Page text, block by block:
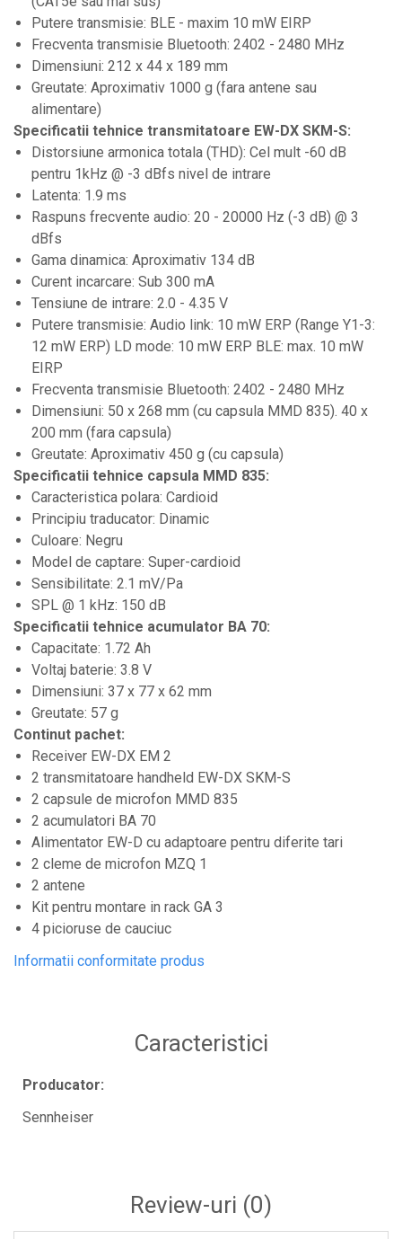
Stative si pupitre DJ
Cabluri si conectori
Cabluri adaptoare, cabluri Y
Cabluri audio
Cabluri de boxe
Cabluri de instrumente
Cabluri de microfon
Cabluri DMX
Cabluri la metru
Cabluri MIDI si audio digitale
Cabluri multicore
Standuri stative si pupitre
Accesorii stative
Stative de mixer
Stative de partituri
Case-uri, rack, huse si genti
Case-uri universale
Pachete si bundle
Casti Audio
Amplificatoare de casti
Cabluri Earpad si accesorii de casti
Casti broadcast si Casti cu Microfon
Casti DJ
Casti Hi-fi
Casti In ear pentru monitorizare
Casti Noise Cancelling
Casti Studio
Casti wireless / fara fir
Idei de cadouri
Putere transmisie: BLE - maxim 10 mW EIRP
Frecventa transmisie Bluetooth: 2402 - 2480 MHz
Dimensiuni: 212 x 44 x 189 mm
Greutate: Aproximativ 1000 g (fara antene sau
alimentare)
Specificatii tehnice transmitatoare EW-DX SKM-S:
Distorsiune armonica totala (THD): Cel mult -60 dB
pentru 1kHz @ -3 dBfs nivel de intrare
Latenta: 1.9 ms
Raspuns frecvente audio: 20 - 20000 Hz (-3 dB) @ 3
dBfs
Gama dinamica: Aproximativ 134 dB
Curent incarcare: Sub 300 mA
Tensiune de intrare: 2.0 - 4.35 V
Putere transmisie: Audio link: 10 mW ERP (Range Y1-3:
12 mW ERP) LD mode: 10 mW ERP BLE: max. 10 mW
EIRP
Frecventa transmisie Bluetooth: 2402 - 2480 MHz
Dimensiuni: 50 x 268 mm (cu capsula MMD 835). 40 x
200 mm (fara capsula)
Greutate: Aproximativ 450 g (cu capsula)
Specificatii tehnice capsula MMD 835:
Caracteristica polara: Cardioid
Principiu traducator: Dinamic
Culoare: Negru
Model de captare: Super-cardioid
Sensibilitate: 2.1 mV/Pa
SPL @ 1 kHz: 150 dB
Specificatii tehnice acumulator BA 70:
Capacitate: 1.72 Ah
Voltaj baterie: 3.8 V
Dimensiuni: 37 x 77 x 62 mm
Greutate: 57 g
Continut pachet:
Receiver EW-DX EM 2
2 transmitatoare handheld EW-DX SKM-S
2 capsule de microfon MMD 835
2 acumulatori BA 70
Alimentator EW-D cu adaptoare pentru diferite tari
2 cleme de microfon MZQ 1
2 antene
Kit pentru montare in rack GA 3
4 picioruse de cauciuc
Informatii conformitate produs
Caracteristici
Producator:
Sennheiser
Review-uri (0)